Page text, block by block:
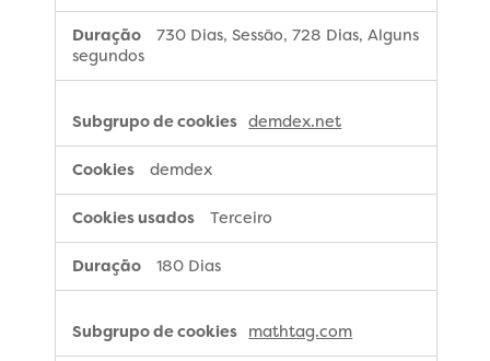
730 Dias, Sessão, 728 Dias, Alguns
segundos
demdex.net
demdex
Terceiro
180 Dias
mathtag.com